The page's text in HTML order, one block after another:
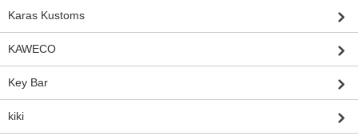
Karas Kustoms
KAWECO
Key Bar
kiki